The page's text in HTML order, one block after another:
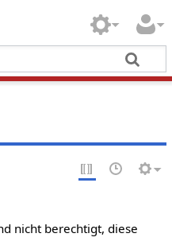
nicht berechtigt, diese